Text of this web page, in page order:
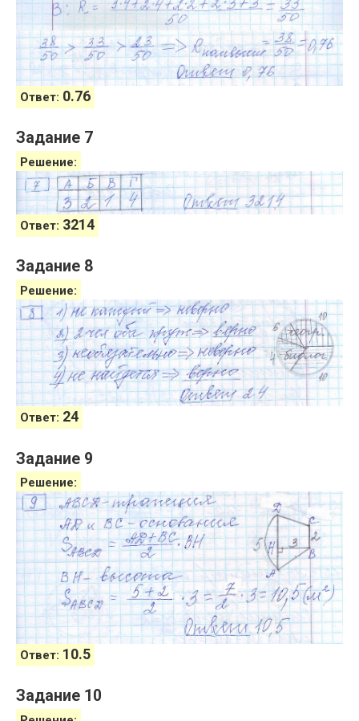
Ответ: 0.76
Задание 7
Решение:
Ответ: 3214
Задание 8
Решение:
Ответ: 24
Задание 9
Решение:
Ответ: 10.5
Задание 10